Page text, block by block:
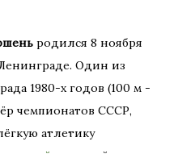
родился 8 ноября
Ленинграде. Один из
1980-х годов (100 м -
чемпионатов СССР,
атлетику